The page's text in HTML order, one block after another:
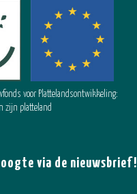
voor Plattelandsontwikkeling:
zijn platteland
via de nieuwsbrief!